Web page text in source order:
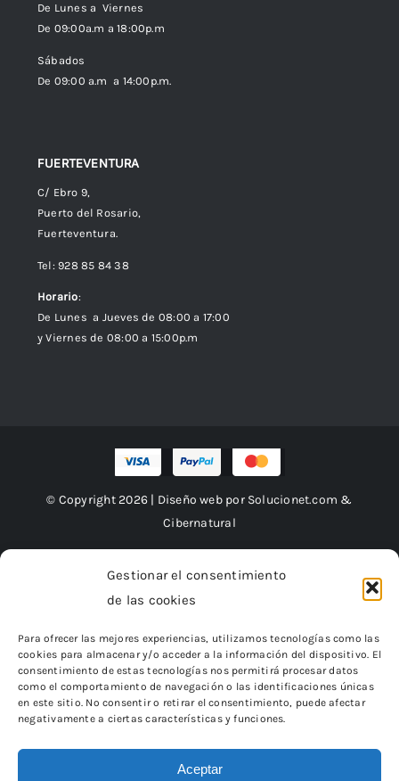
Gestionar el consentimiento
de las cookies
Para ofrecer las mejores experiencias, utilizamos tecnologías como las
cookies para almacenar y/o acceder a la información del dispositivo. El
consentimiento de estas tecnologías nos permitirá procesar datos
como el comportamiento de navegación o las identificaciones únicas
en este sitio. No consentir o retirar el consentimiento, puede afectar
negativamente a ciertas características y funciones.
Aceptar
De Lunes a Viernes
De 09:00a.m a 18:00p.m
Sábados
De 09:00 a.m a 14:00p.m.
FUERTEVENTURA
C/ Ebro 9,
Puerto del Rosario,
Fuerteventura.
Tel: 928 85 84 38
Horario:
De Lunes a Jueves de 08:00 a 17:00
y Viernes de 08:00 a 15:00p.m
© Copyright 2026 | Diseño web por Solucionet.com &
Cibernatural